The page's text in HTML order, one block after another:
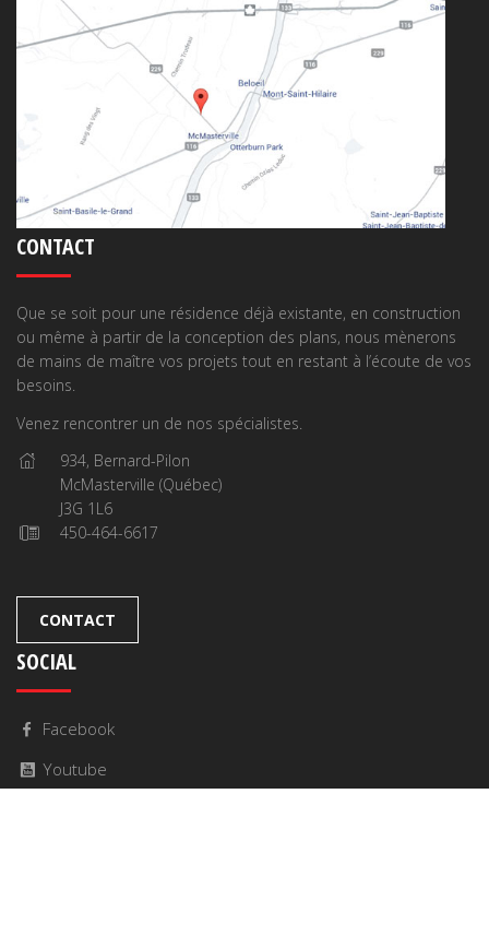
CONTACT
Que se soit pour une résidence déjà existante, en construction
ou même à partir de la conception des plans, nous mènerons
de mains de maître vos projets tout en restant à l’écoute de vos
besoins.
Venez rencontrer un de nos spécialistes.
934, Bernard-Pilon
McMasterville (Québec)
J3G 1L6
450-464-6617
CONTACT
SOCIAL
Facebook
Youtube